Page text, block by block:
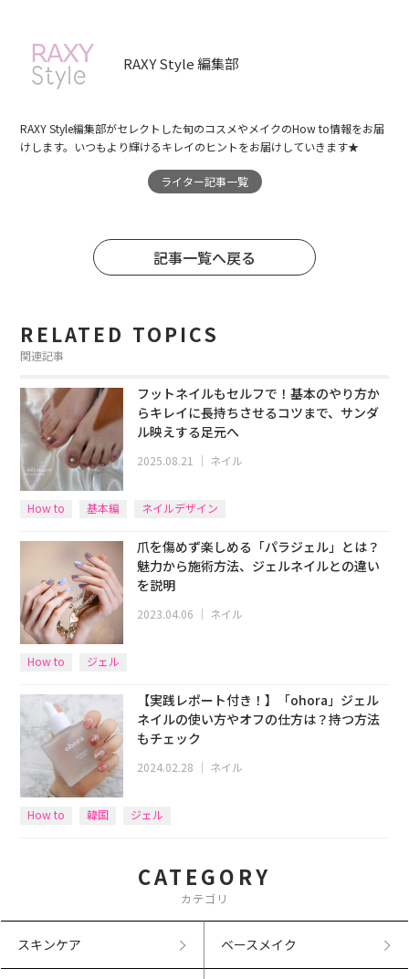
RAXY Style 編集部
RAXY Style編集部がセレクトした旬のコスメやメイクのHow to情報をお届
けします。いつもより輝けるキレイのヒントをお届けしていきます★
ライター記事一覧
記事一覧へ戻る
RELATED TOPICS
関連記事
フットネイルもセルフで！基本のやり方か
らキレイに長持ちさせるコツまで、サンダ
ル映えする足元へ
2025.08.21 ｜ ネイル
How to 基本編 ネイルデザイン
爪を傷めず楽しめる「パラジェル」とは？
魅力から施術方法、ジェルネイルとの違い
を説明
2023.04.06 ｜ ネイル
How to ジェル
【実践レポート付き！】「ohora」ジェル
ネイルの使い方やオフの仕方は？持つ方法
もチェック
2024.02.28 ｜ ネイル
How to 韓国 ジェル
CATEGORY
カテゴリ
スキンケア ベースメイク